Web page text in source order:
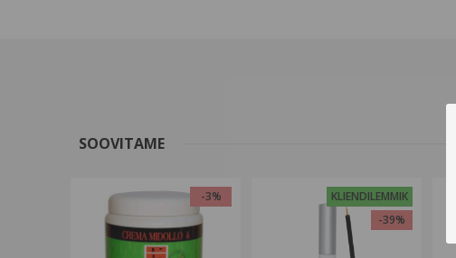
SOOVITAME
-3%
KLIENDILEMMIK
-39%